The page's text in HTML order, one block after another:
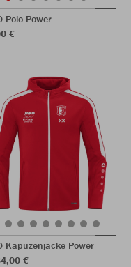
Polo Power
€
Kapuzenjacke Power
€